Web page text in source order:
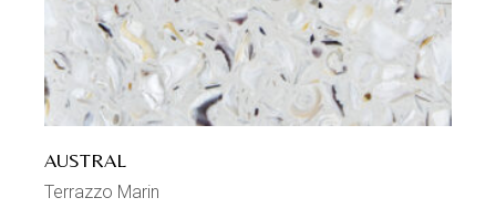
AUSTRAL
Terrazzo Marin